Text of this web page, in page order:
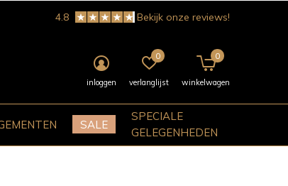
SALE
SPECIALE
GELEGENHEDEN
inloggen verlanglijst
0
winkelwagen
0
4.8 Bekijk onze reviews!